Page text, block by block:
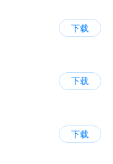
下载
下载
下载